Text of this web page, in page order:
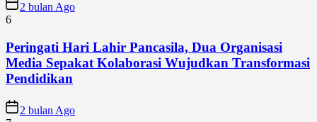
2 bulan Ago
6
Peringati Hari Lahir Pancasila, Dua Organisasi
Media Sepakat Kolaborasi Wujudkan Transformasi
Pendidikan
2 bulan Ago